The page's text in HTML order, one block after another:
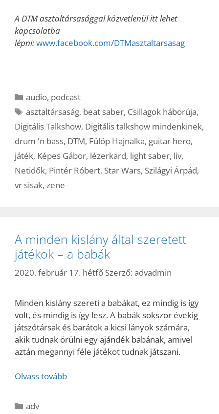
A DTM asztaltársasággal közvetlenül itt lehet
kapcsolatba
lépni:www.facebook.com/DTMasztaltarsasag
Kategória
audio, podcast
Címkék
asztaltársaság, beat saber, Csillagok háborúja,
Digitális Talkshow, Digitális talkshow mindenkinek,
drum 'n bass, DTM, Fülöp Hajnalka, guitar hero,
játék, Képes Gábor, lézerkard, light saber, liv,
Netidők, Pintér Róbert, Star Wars, Szilágyi Árpád,
vr sisak, zene
A minden kislány által szeretett
játékok – a babák
2020. február 17. hétfő Szerző: advadmin
Minden kislány szereti a babákat, ez mindig is így
volt, és mindig is így lesz. A babák sokszor évekig
játszótársak és barátok a kicsi lányok számára,
akik tudnak örülni egy ajándék babának, amivel
aztán megannyi féle játékot tudnak játszani.
Olvass tovább
Kategória
adv